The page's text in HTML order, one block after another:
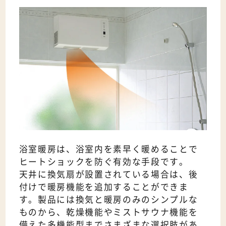
浴室暖房は、浴室内を素早く暖めることで
ヒートショックを防ぐ有効な手段です。
天井に換気扇が設置されている場合は、後
付けで暖房機能を追加することができま
す。製品には換気と暖房のみのシンプルな
ものから、乾燥機能やミストサウナ機能を